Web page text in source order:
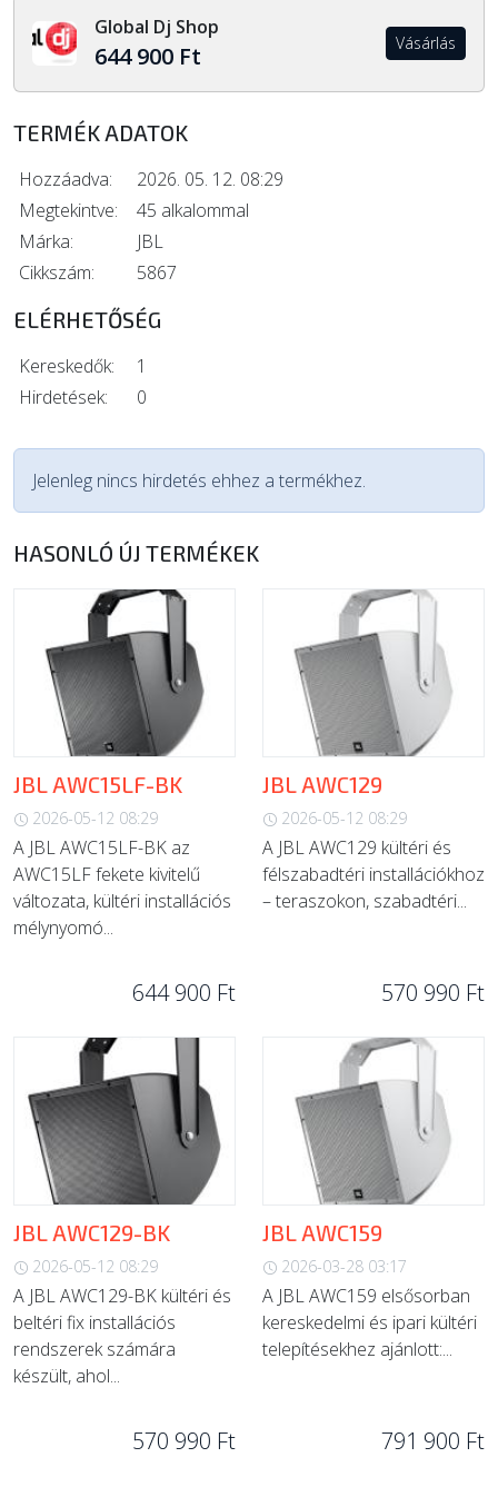
Global Dj Shop
644 900 Ft Vásárlás
TERMÉK ADATOK
Hozzáadva:
2026. 05. 12. 08:29
Megtekintve:
45 alkalommal
Márka:
JBL
Cikkszám:
5867
ELÉRHETŐSÉG
Kereskedők:
1
Hirdetések:
0
Jelenleg nincs hirdetés ehhez a termékhez.
HASONLÓ ÚJ TERMÉKEK
JBL AWC15LF-BK
2026-05-12 08:29
A JBL AWC15LF-BK az
AWC15LF fekete kivitelű
változata, kültéri installációs
mélynyomó...
644 900 Ft
JBL AWC129
2026-05-12 08:29
A JBL AWC129 kültéri és
félszabadtéri installációkhoz
– teraszokon, szabadtéri...
570 990 Ft
JBL AWC129-BK
2026-05-12 08:29
A JBL AWC129-BK kültéri és
beltéri fix installációs
rendszerek számára
készült, ahol...
570 990 Ft
JBL AWC159
2026-03-28 03:17
A JBL AWC159 elsősorban
kereskedelmi és ipari kültéri
telepítésekhez ajánlott:...
791 900 Ft